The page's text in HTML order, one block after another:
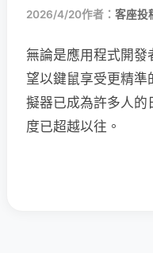
2026/4/20作者： 客座投
無論是應用程式開
望以鍵鼠享受更精
擬器已成為許多人的
度已超越以往。